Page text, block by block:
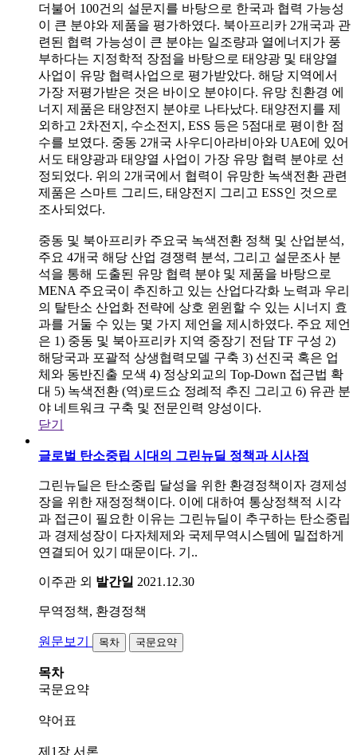
더불어 100건의 설문지를 바탕으로 한국과 협력 가능성
이 큰 분야와 제품을 평가하였다. 북아프리카 2개국과 관
련된 협력 가능성이 큰 분야는 일조량과 열에너지가 풍
부하다는 지정학적 장점을 바탕으로 태양광 및 태양열
사업이 유망 협력사업으로 평가받았다. 해당 지역에서
가장 저평가받은 것은 바이오 분야이다. 유망 친환경 에
너지 제품은 태양전지 분야로 나타났다. 태양전지를 제
외하고 2차전지, 수소전지, ESS 등은 5점대로 평이한 점
수를 보였다. 중동 2개국 사우디아라비아와 UAE에 있어
서도 태양광과 태양열 사업이 가장 유망 협력 분야로 선
정되었다. 위의 2개국에서 협력이 유망한 녹색전환 관련
제품은 스마트 그리드, 태양전지 그리고 ESS인 것으로
조사되었다.
중동 및 북아프리카 주요국 녹색전환 정책 및 산업분석,
주요 4개국 해당 산업 경쟁력 분석, 그리고 설문조사 분
석을 통해 도출된 유망 협력 분야 및 제품을 바탕으로
MENA 주요국이 추진하고 있는 산업다각화 노력과 우리
의 탈탄소 산업화 전략에 상호 윈윈할 수 있는 시너지 효
과를 거둘 수 있는 몇 가지 제언을 제시하였다. 주요 제언
은 1) 중동 및 북아프리카 지역 중장기 전담 TF 구성 2)
해당국과 포괄적 상생협력모델 구축 3) 선진국 혹은 업
체와 동반진출 모색 4) 정상외교의 Top-Down 접근법 확
대 5) 녹색전환 (역)로드쇼 정례적 추진 그리고 6) 유관 분
야 네트워크 구축 및 전문인력 양성이다.
닫기
글로벌 탄소중립 시대의 그린뉴딜 정책과 시사점
그린뉴딜은 탄소중립 달성을 위한 환경정책이자 경제성
장을 위한 재정정책이다. 이에 대하여 통상정책적 시각
과 접근이 필요한 이유는 그린뉴딜이 추구하는 탄소중립
과 경제성장이 다자체제와 국제무역시스템에 밀접하게
연결되어 있기 때문이다. 기..
이주관 외 발간일 2021.12.30
무역정책, 환경정책
원문보기 목차 국문요약
목차
국문요약
약어표
제1장 서론